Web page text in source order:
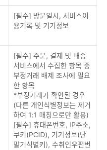
[필수] 방문일시, 서비스이
용기록 및 기기정보
[필수] 주문, 결제 및 배송
서비스에서 수집한 항목 중
부정거래 배제 조사에 필요
한 항목
*부정거래가 확인된 경우
(다른 개인식별정보는 제거
하여 1:1 매칭으로만 활용)
[필수] 휴대폰번호, IP주소,
쿠키(PCID), 기기정보(단
말기식별키), 수취인우편번